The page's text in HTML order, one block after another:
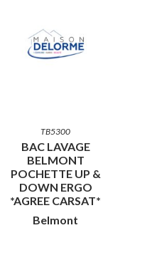
TB5300
BAC LAVAGE
BELMONT
POCHETTE UP &
DOWN ERGO
*AGREE CARSAT*
Belmont